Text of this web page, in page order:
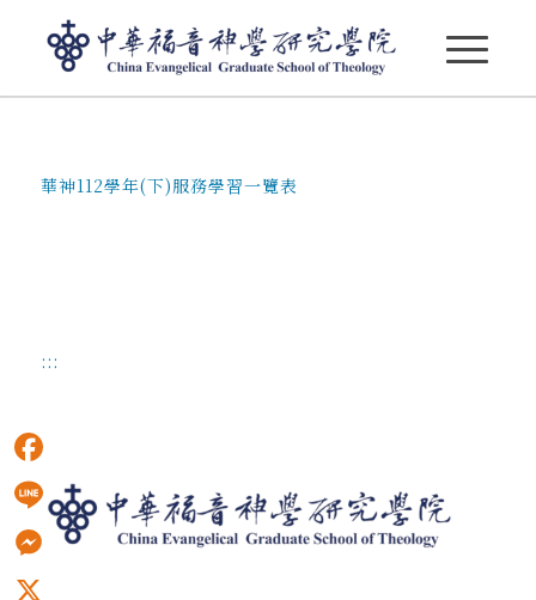
華神112學年(下)服務學習一覽表
:::
Facebook
Line
Messenger